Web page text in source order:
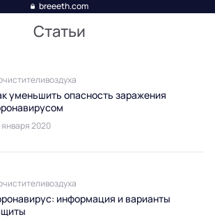
breeeth.com
Статьи
уменьшить опасность заражения
2020
информация и варианты